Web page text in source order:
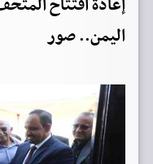
إعادة افتتاح
اليمن.. صور